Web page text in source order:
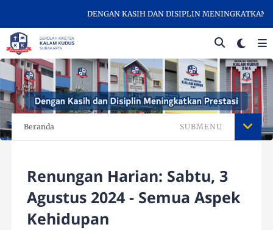
DENGAN KASIH DAN DISIPLIN MENINGKATKAN
Beranda SUBMENU
Renungan Harian: Sabtu, 3
Agustus 2024 - Semua Aspek
Kehidupan